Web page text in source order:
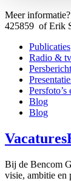
Meer
425859 of Erik
Publicaties
Radio & tv
Persfoto’s
Blog
Blog
Vacatures
Bij de Bencom
visie, ambitie en